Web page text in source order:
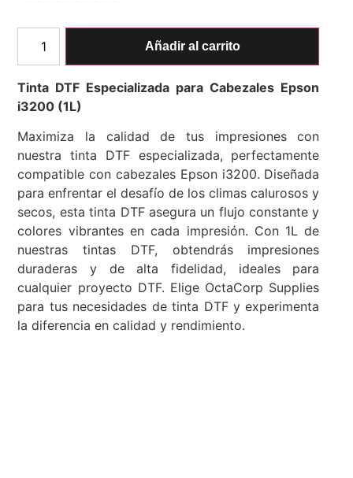
Añadir al carrito
Tinta DTF Especializada para Cabezales Epson
i3200 (1L)
Maximiza la calidad de tus impresiones con
nuestra tinta DTF especializada, perfectamente
compatible con cabezales Epson i3200. Diseñada
para enfrentar el desafío de los climas calurosos y
secos, esta tinta DTF asegura un flujo constante y
colores vibrantes en cada impresión. Con 1L de
nuestras tintas DTF, obtendrás impresiones
duraderas y de alta fidelidad, ideales para
cualquier proyecto DTF. Elige OctaCorp Supplies
para tus necesidades de tinta DTF y experimenta
la diferencia en calidad y rendimiento.